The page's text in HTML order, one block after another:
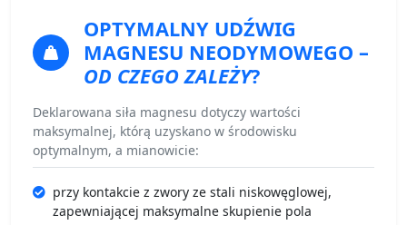
OPTYMALNY UDŹWIG
MAGNESU NEODYMOWEGO –
OD CZEGO ZALEŻY?
Deklarowana siła magnesu dotyczy wartości
maksymalnej, którą uzyskano w środowisku
optymalnym, a mianowicie:
przy kontakcie z zwory ze stali niskowęglowej,
zapewniającej maksymalne skupienie pola